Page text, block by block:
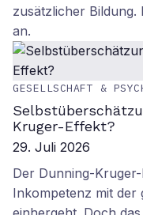
zusätzlicher Bildung.
an.
GESELLSCHAFT &
Kruger-Effekt?
29. Juli 2026
Der Dunning-
Inkompetenz mit der